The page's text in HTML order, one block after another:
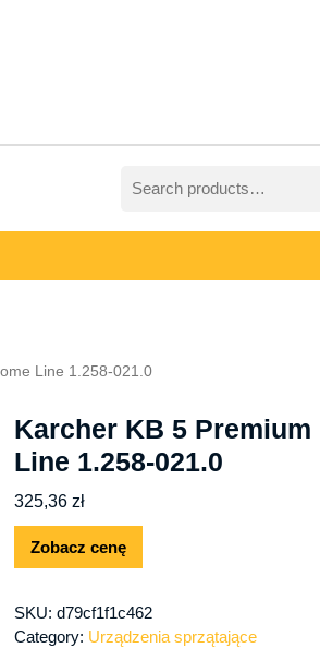
for:
Line 1.258-021.0
Karcher KB 5 Premium
Line 1.258-021.0
325,36 zł
Zobacz cenę
SKU: d79cf1f1c462
Category: Urządzenia sprzątające